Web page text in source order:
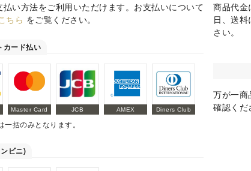
払い方法をご利用いただけます。お支払いについて
ちら をご覧ください。
カード払い
Master Card JCB AMEX Diners Club
括のみとなります。
ビニ)
商品代金
日、送
さい。
万が一商
確認くだ